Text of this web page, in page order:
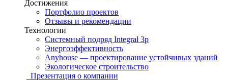
Достижения
Портфолио проектов
Отзывы и рекомендации
Технологии
Системный подряд Integral 3p
Энергоэффективность
Anyhouse — проектирование устойчивых зданий
Экологическое строительство
Презентация о компании